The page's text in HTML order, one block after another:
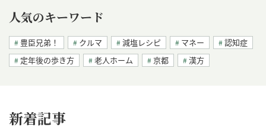
人気のキーワード
豊臣兄弟！ クルマ 減塩レシピ マネー
認知症
定年後の歩き方
老人ホーム 京都 漢方
新着記事